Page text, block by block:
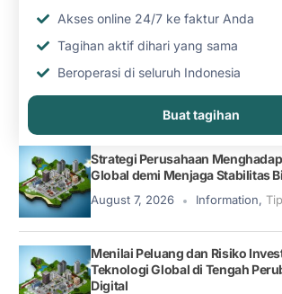
Akses online 24/7 ke faktur Anda
Tagihan aktif dihari yang sama
Beroperasi di seluruh Indonesia
Buat tagihan
Strategi Perusahaan
Global demi Menjaga Stabilitas
August 7, 2026 Information,
Menilai Peluang dan Risiko
Teknologi Global di Tengah
Digital